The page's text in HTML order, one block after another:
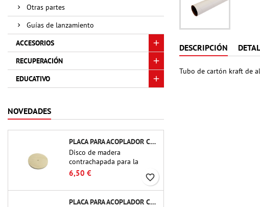
Otras partes
Guías de lanzamiento
ACCESORIOS
RECUPERACIÓN
EDUCATIVO
NOVEDADES
PLACA PARA ACOPLADOR CBP-3.0 - PUBLIC MISSILES LTD.
Disco de madera
contrachapada para la
fabricación de un mamparo
(marco) para acopladores de
tubo de 75 mm de Public
Missiles Ltd. (PT-3.0/QT-3.0)
6,50 € favorite_border
PLACA PARA ACOPLADOR CBP-2.1 - PUBLIC MISSILES LTD.
DESCRIPCIÓN
Tubo de cartón kraft de